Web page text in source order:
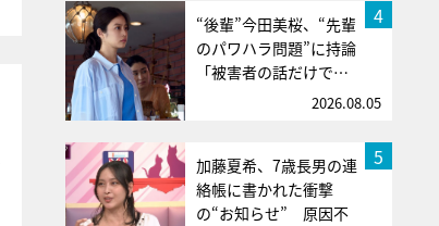
4
“後輩”今田美桜、“先輩
のパワハラ問題”に持論
「被害者の話だけで…
2026.08.05
5
加藤夏希、7歳長男の連
絡帳に書かれた衝撃
の“お知らせ” 原因不